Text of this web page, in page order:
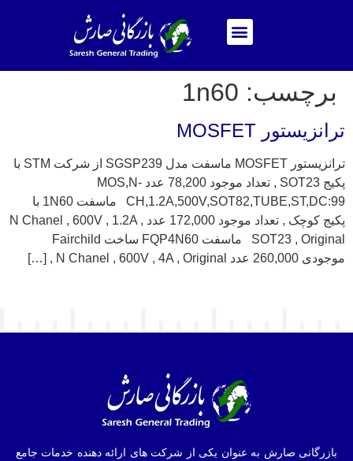
برچسب: 1n60
ترانزیستور MOSFET
ترانزیستور MOSFET ماسفت مدل SGSP239 از شرکت STM با
پکیج SOT23 , تعداد موجود 78,200 عدد MOS,N-
CH,1.2A,500V,SOT82,TUBE,ST,DC:99 ماسفت 1N60 با
پکیج کوچک , تعداد موجود 172,000 عدد N Chanel , 600V , 1.2A ,
SOT23 , Original ماسفت FQP4N60 ساخت Fairchild
موجودی 260,000 عدد N Chanel , 600V , 4A , Original , […]
بازرگانی صارش به عنوان یکی از شرکت های ارائه دهنده خدمات جامع